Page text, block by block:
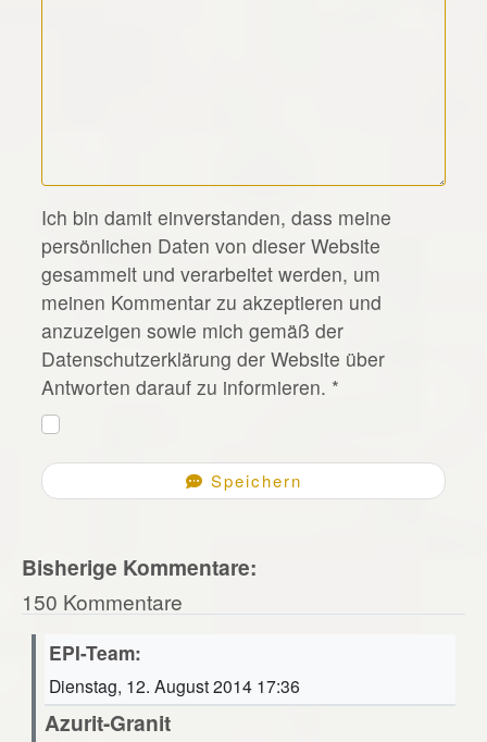
*
Ich bin damit einverstanden, dass meine
persönlichen Daten von dieser Website
gesammelt und verarbeitet werden, um
meinen Kommentar zu akzeptieren und
anzuzeigen sowie mich gemäß der
Datenschutzerklärung der Website über
Antworten darauf zu informieren. *
Speichern
Bisherige Kommentare:
150 Kommentare
EPI-Team:
Dienstag, 12. August 2014 17:36
Azurit-Granit